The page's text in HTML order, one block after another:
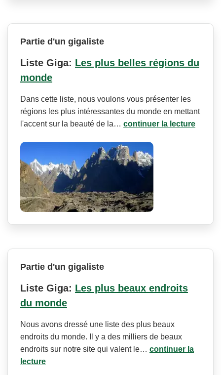
Partie d'un gigaliste
Liste Giga: Les plus belles régions du
monde
Dans cette liste, nous voulons vous présenter les
régions les plus intéressantes du monde en mettant
l'accent sur la beauté de la… continuer la lecture
Partie d'un gigaliste
Liste Giga: Les plus beaux endroits
du monde
Nous avons dressé une liste des plus beaux
endroits du monde. Il y a des milliers de beaux
endroits sur notre site qui valent le… continuer la
lecture